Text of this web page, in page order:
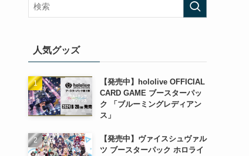
人気グッズ
【発売中】hololive OFFICIAL
CARD GAME ブースターパッ
ク 「ブルーミングレディアン
ス」
【発売中】ヴァイスシュヴァル
ツ ブースターパック ホロライ